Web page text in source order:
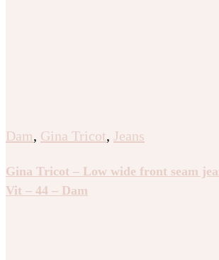
Dam, Gina Tricot, Jeans
Gina Tricot – Low wide front seam
Vit – 44 – Dam